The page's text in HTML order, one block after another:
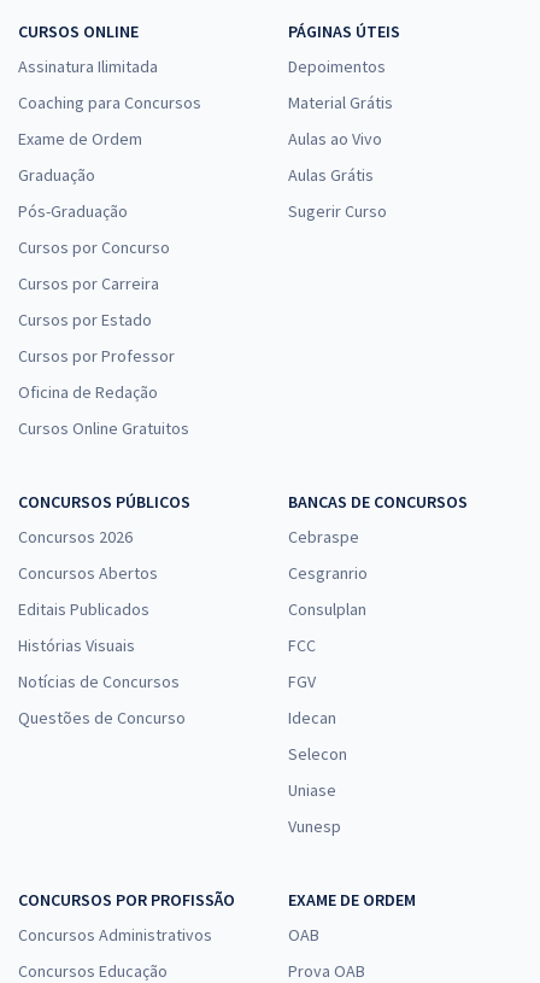
CURSOS ONLINE
Assinatura Ilimitada
Coaching para Concursos
Exame de Ordem
Graduação
Pós-Graduação
Cursos por Concurso
Cursos por Carreira
Cursos por Estado
Cursos por Professor
Oficina de Redação
Cursos Online Gratuitos
PÁGINAS ÚTEIS
Depoimentos
Material Grátis
Aulas ao Vivo
Aulas Grátis
Sugerir Curso
CONCURSOS PÚBLICOS
Concursos 2026
Concursos Abertos
Editais Publicados
Histórias Visuais
Notícias de Concursos
Questões de Concurso
BANCAS DE CONCURSOS
Cebraspe
Cesgranrio
Consulplan
FCC
FGV
Idecan
Selecon
Uniase
Vunesp
CONCURSOS POR PROFISSÃO
Concursos Administrativos
Concursos Educação
EXAME DE ORDEM
OAB
Prova OAB